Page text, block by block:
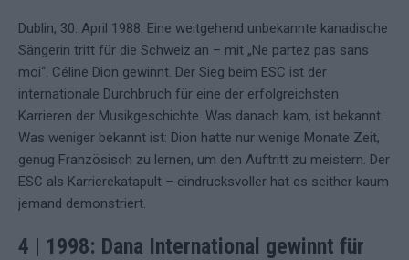
Dublin, 30. April 1988. Eine weitgehend unbekannte kanadische
Sängerin tritt für die Schweiz an – mit „Ne partez pas sans
moi“. Céline Dion gewinnt. Der Sieg beim ESC ist der
internationale Durchbruch für eine der erfolgreichsten
Karrieren der Musikgeschichte. Was danach kam, ist bekannt.
Was weniger bekannt ist: Dion hatte nur wenige Monate Zeit,
genug Französisch zu lernen, um den Auftritt zu meistern. Der
ESC als Karrierekatapult – eindrucksvoller hat es seither kaum
jemand demonstriert.
4 | 1998: Dana International gewinnt für